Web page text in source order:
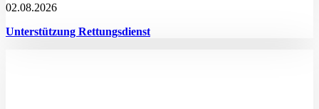
02.08.2026
Unterstützung Rettungsdienst